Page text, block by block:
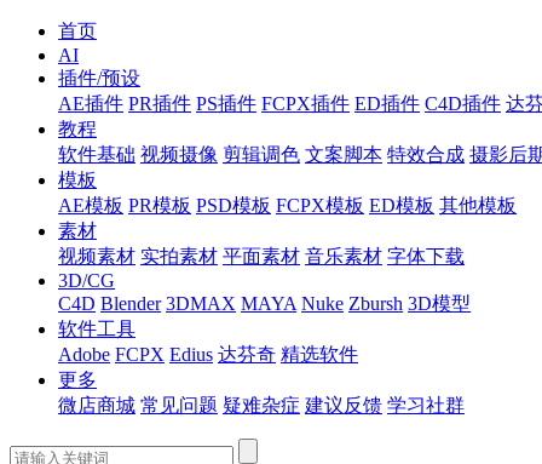
首页
AI
插件/预设
AE插件 PR插件 PS插件 FCPX插件 ED插件 C4D插件 达
教程
软件基础 视频摄像 剪辑调色 文案脚本 特效合成 摄影后
模板
AE模板 PR模板 PSD模板 FCPX模板 ED模板 其他模板
素材
视频素材 实拍素材 平面素材 音乐素材 字体下载
3D/CG
C4D Blender 3DMAX MAYA Nuke Zbursh 3D模型
软件工具
Adobe FCPX Edius 达芬奇 精选软件
更多
微店商城 常见问题 疑难杂症 建议反馈 学习社群